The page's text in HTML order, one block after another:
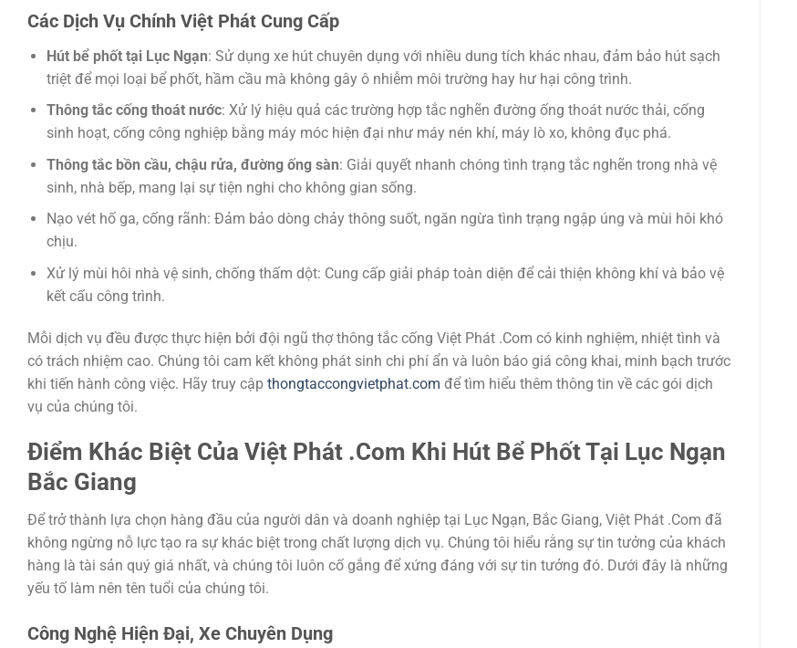
Các Dịch Vụ Chính Việt Phát Cung Cấp
Hút bể phốt tại Lục Ngạn: Sử dụng xe hút chuyên dụng với nhiều dung tích khác nhau, đảm bảo hút sạch
triệt để mọi loại bể phốt, hầm cầu mà không gây ô nhiễm môi trường hay hư hại công trình.
Thông tắc cống thoát nước: Xử lý hiệu quả các trường hợp tắc nghẽn đường ống thoát nước thải, cống
sinh hoạt, cống công nghiệp bằng máy móc hiện đại như máy nén khí, máy lò xo, không đục phá.
Thông tắc bồn cầu, chậu rửa, đường ống sàn: Giải quyết nhanh chóng tình trạng tắc nghẽn trong nhà vệ
sinh, nhà bếp, mang lại sự tiện nghi cho không gian sống.
Nạo vét hố ga, cống rãnh: Đảm bảo dòng chảy thông suốt, ngăn ngừa tình trạng ngập úng và mùi hôi khó
chịu.
Xử lý mùi hôi nhà vệ sinh, chống thấm dột: Cung cấp giải pháp toàn diện để cải thiện không khí và bảo vệ
kết cấu công trình.
Mỗi dịch vụ đều được thực hiện bởi đội ngũ thợ thông tắc cống Việt Phát .Com có kinh nghiệm, nhiệt tình và
có trách nhiệm cao. Chúng tôi cam kết không phát sinh chi phí ẩn và luôn báo giá công khai, minh bạch trước
khi tiến hành công việc. Hãy truy cập thongtaccongvietphat.com để tìm hiểu thêm thông tin về các gói dịch
vụ của chúng tôi.
Điểm Khác Biệt Của Việt Phát .Com Khi Hút Bể Phốt Tại Lục Ngạn
Bắc Giang
Để trở thành lựa chọn hàng đầu của người dân và doanh nghiệp tại Lục Ngạn, Bắc Giang, Việt Phát .Com đã
không ngừng nỗ lực tạo ra sự khác biệt trong chất lượng dịch vụ. Chúng tôi hiểu rằng sự tin tưởng của khách
hàng là tài sản quý giá nhất, và chúng tôi luôn cố gắng để xứng đáng với sự tin tưởng đó. Dưới đây là những
yếu tố làm nên tên tuổi của chúng tôi.
Công Nghệ Hiện Đại, Xe Chuyên Dụng